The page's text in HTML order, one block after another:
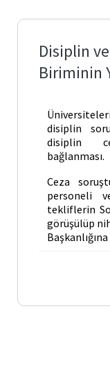
Disiplin
Biriminin
disiplin
disiplin
bağlanması.
Ceza
personeli
tekliflerin
görüşülüp